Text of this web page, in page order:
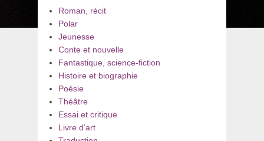
Roman, récit
Polar
Jeunesse
Conte et nouvelle
Fantastique, science-fiction
Histoire et biographie
Poésie
Théâtre
Essai et critique
Livre d’art